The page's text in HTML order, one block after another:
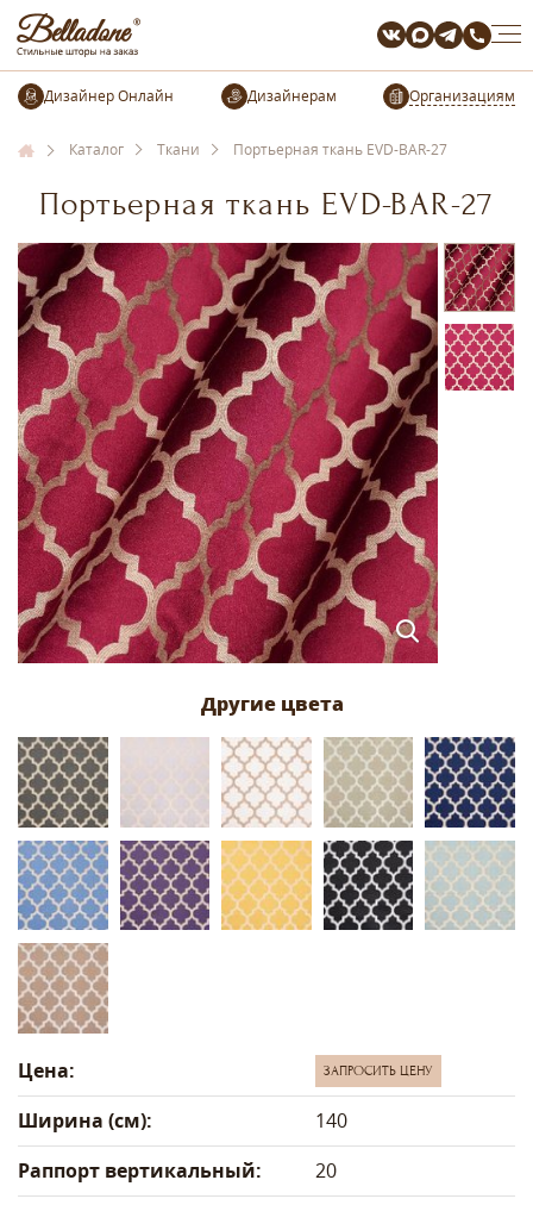
Организациям
Каталог Ткани Портьерная ткань EVD-BAR-27
Портьерная ткань EVD-BAR-27
Цена: ЗАПРОСИТЬ ЦЕНУ
Ширина (см):
140
Раппорт вертикальный:
20